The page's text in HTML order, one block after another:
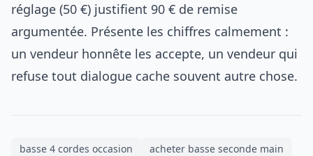
réglage (50 €) justifient 90 € de remise
argumentée. Présente les chiffres calmement :
un vendeur honnête les accepte, un vendeur qui
refuse tout dialogue cache souvent autre chose.
basse 4 cordes occasion
acheter basse seconde main